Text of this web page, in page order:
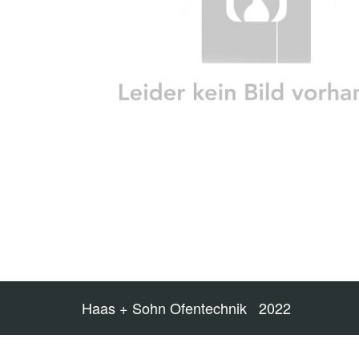
Haas + Sohn Ofentechnik 2022